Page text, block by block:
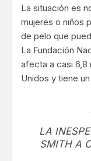
La situación es
mujeres o niños
de pelo que
La Fundación
afecta a casi 6,8
Unidos y tiene
LA
SMITH A